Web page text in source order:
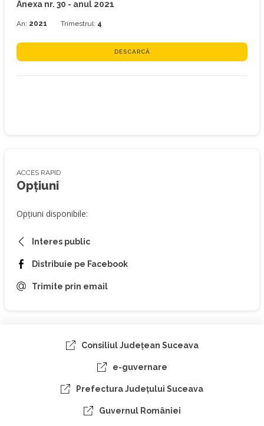
Anexa nr. 30 - anul 2021
An: 2021 Trimestrul: 4
DESCARCĂ
ACCES RAPID
Opțiuni
Opțiuni disponibile:
Interes public
Distribuie pe Facebook
Trimite prin email
Consiliul Judeţean Suceava
e-guvernare
Prefectura Judeţului Suceava
Guvernul României